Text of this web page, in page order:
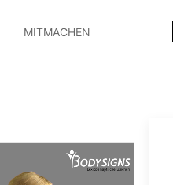
MITMACHEN